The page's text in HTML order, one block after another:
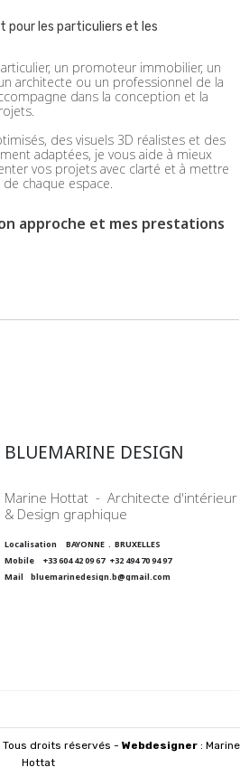
pour les particuliers et les
un promoteur immobilier, un
architecte ou un professionnel de la
dans la conception et la
des visuels 3D réalistes et des
adaptées, je vous aide à mieux
vos projets avec clarté et à mettre
chaque espace.
approche et mes prestations
BLUEMARINE DESIGN
Marine Hottat - Architecte d'intérieur
& Design graphique
Localisation BAYONNE . BRUXELLES
Mobile +33 604 42 09 67 +32 494 70 94 97
Mail bluemarinedesign.b@gmail.com
droits réservés - Webdesigner: Marine
Hottat